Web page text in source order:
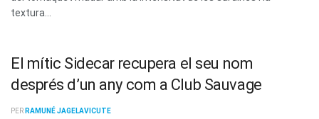
textura...
El mític Sidecar recupera el seu nom
després d’un any com a Club Sauvage
PER RAMUNÉ JAGELAVICUTE